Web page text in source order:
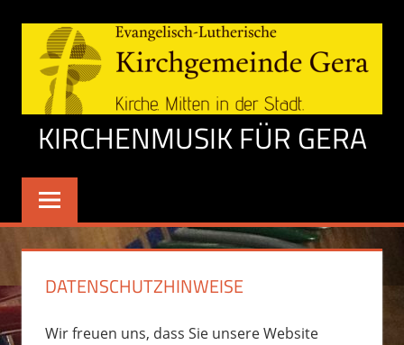
springen
KIRCHENMUSIK FÜR GERA
Kirche.
Mitten
der
DATENSCHUTZHINWEISE
Wir freuen uns, dass Sie unsere Website